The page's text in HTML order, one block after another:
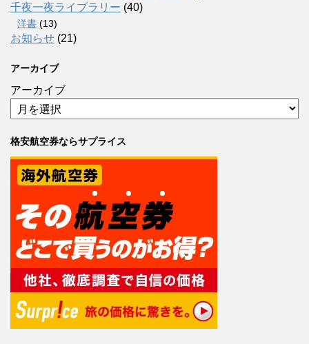
千夜一夜ライブラリー (40)
洋書 (13)
お知らせ (21)
アーカイブ
アーカイブ
格安航空券ならサプライス